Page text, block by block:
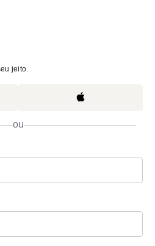
jeito.
ou